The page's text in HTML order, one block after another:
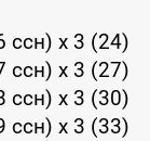
ссн) x 3 (24)
ссн) x 3 (27)
ссн) x 3 (30)
ссн) x 3 (33)